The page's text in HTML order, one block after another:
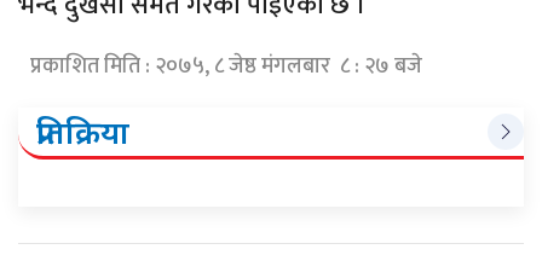
प्रकाशित मिति : २०७५, ८ जेष्ठ मंगलबार ८ : २७ बजे
प्रतिक्रिया